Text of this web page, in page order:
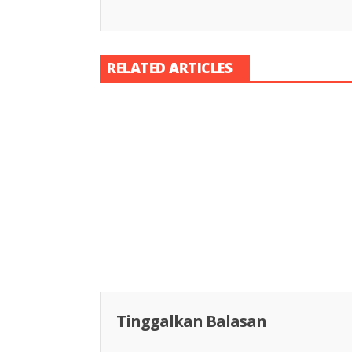
RELATED ARTICLES
Tinggalkan Balasan